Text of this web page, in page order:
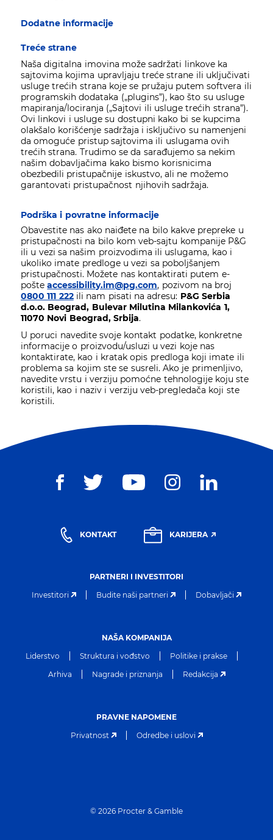
Dodatne informacije
Treće strane
Naša digitalna imovina može sadržati linkove ka
sajtovima kojima upravljaju treće strane ili uključivati
usluge trećih strana koje se pružaju putem softvera ili
programskih dodataka („plugins”), kao što su usluge
mapiranja/lociranja („Sajtovi ili usluge trećih strana”).
Ovi linkovi i usluge su dostupni kako bi se kupcima
olakšalo korišćenje sadržaja i isključivo su namenjeni
da omoguće pristup sajtovima ili uslugama ovih
trećih strana. Trudimo se da sarađujemo sa nekim
našim dobavljačima kako bismo korisnicima
obezbedili pristupačnije iskustvo, ali ne možemo
garantovati pristupačnost njihovih sadržaja.
Podrška i povratne informacije
Obavestite nas ako naiđete na bilo kakve prepreke u
pristupačnosti na bilo kom veb-sajtu kompanije P&G
ili u vezi sa našim proizvodima ili uslugama, kao i
ukoliko imate predloge u vezi sa poboljšanjem
pristupačnosti. Možete nas kontaktirati putem e-
pošteaccessibility.im@pg.com, pozivom na broj
0800 111 222ili nam pisati na adresu: P&G Serbia
d.o.o. Beograd, Bulevar Milutina Milankovića 1,
11070 Novi Beograd, Srbija.
U poruci navedite svoje kontakt podatke, konkretne
informacije o proizvodu/usluzi u vezi koje nas
kontaktirate, kao i kratak opis predloga koji imate ili
problema sa kojim ste se susreli. Ako je primenljivo,
navedite vrstu i verziju pomoćne tehnologije koju ste
koristili, kao i naziv i verziju veb-pregledača koji ste
koristili.
KONTAKT KARIJERA
PARTNERI I INVESTITORI
Investitori
Budite naši partneri Dobavljači
NAŠA KOMPANIJA
Liderstvo
Struktura i vođstvo
Politike i prakse
Arhiva
Nagrade i priznanja Redakcija
PRAVNE NAPOMENE
Privatnost
Odredbe i uslovi
© 2026 Procter & Gamble